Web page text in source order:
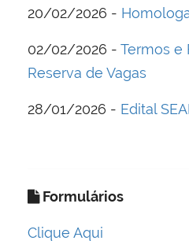
20/02/2026 -
02/02/2026 - Termos e
Reserva de Vagas
28/01/2026 - Edital
Formulários
Clique Aqui